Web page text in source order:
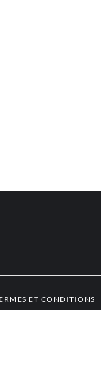
ET CONDITIONS